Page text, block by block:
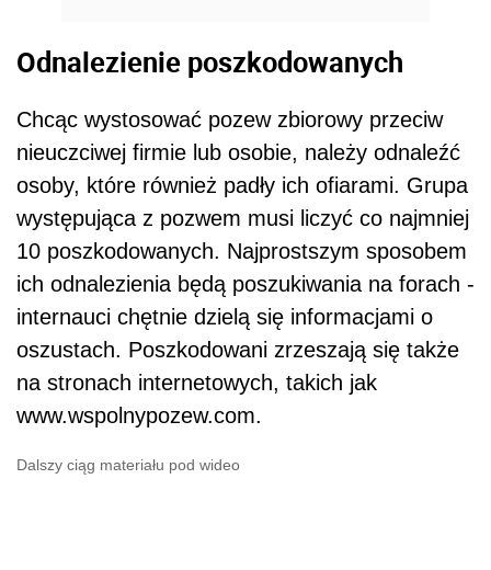
Odnalezienie poszkodowanych
Chcąc wystosować pozew zbiorowy przeciw
nieuczciwej firmie lub osobie, należy odnaleźć
osoby, które również padły ich ofiarami. Grupa
występująca z pozwem musi liczyć co najmniej
10 poszkodowanych. Najprostszym sposobem
ich odnalezienia będą poszukiwania na forach -
internauci chętnie dzielą się informacjami o
oszustach. Poszkodowani zrzeszają się także
na stronach internetowych, takich jak
www.wspolnypozew.com.
Dalszy ciąg materiału pod wideo